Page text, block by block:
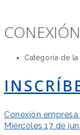
Categoría de la
Conexión
Miércoles 17 de